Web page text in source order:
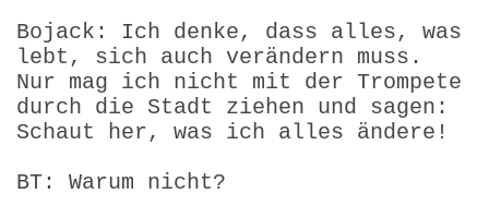
Bojack: Ich denke, dass alles, was
lebt, sich auch verändern muss.
Nur mag ich nicht mit der Trompete
durch die Stadt ziehen und sagen:
Schaut her, was ich alles ändere!
BT: Warum nicht?